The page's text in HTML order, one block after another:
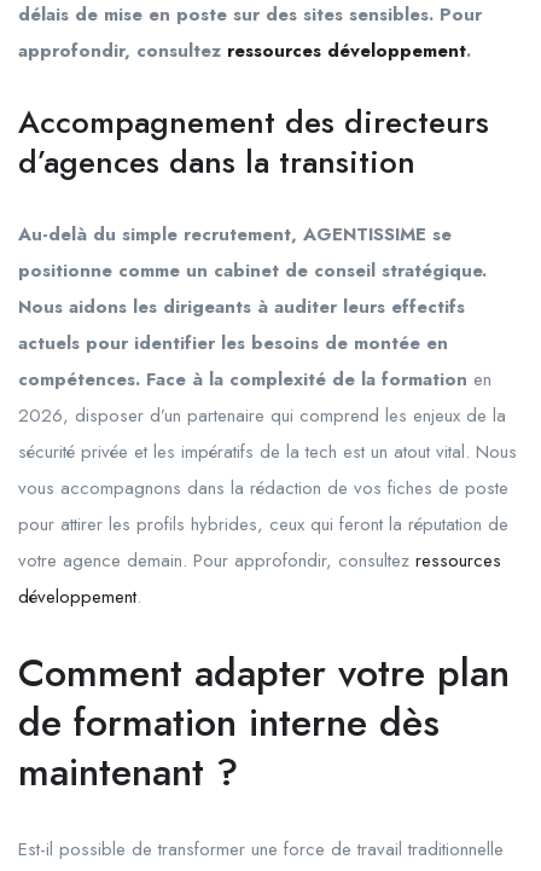
délais de mise en poste sur des sites sensibles. Pour
approfondir, consultez ressources développement.
Accompagnement des directeurs
d’agences dans la transition
Au-delà du simple recrutement, AGENTISSIME se
positionne comme un cabinet de conseil stratégique.
Nous aidons les dirigeants à auditer leurs effectifs
actuels pour identifier les besoins de montée en
compétences. Face à la complexité de la formation en
2026, disposer d’un partenaire qui comprend les enjeux de la
sécurité privée et les impératifs de la tech est un atout vital. Nous
vous accompagnons dans la rédaction de vos fiches de poste
pour attirer les profils hybrides, ceux qui feront la réputation de
votre agence demain. Pour approfondir, consultez ressources
développement.
Comment adapter votre plan
de formation interne dès
maintenant ?
Est-il possible de transformer une force de travail traditionnelle